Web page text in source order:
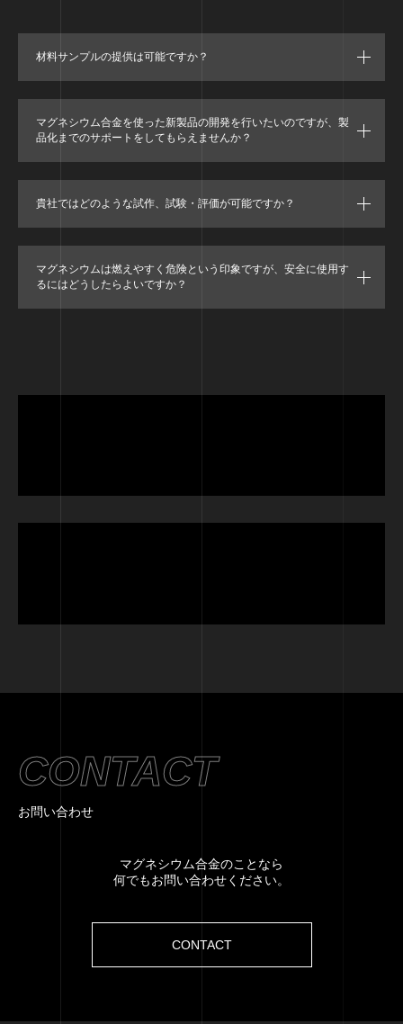
材料サンプルの提供は可能ですか？
マグネシウム合金を使った新製品の開発を行いたいのですが、製
品化までのサポートをしてもらえませんか？
貴社ではどのような試作、試験・評価が可能ですか？
マグネシウムは燃えやすく危険という印象ですが、安全に使用す
るにはどうしたらよいですか？
CONTACT
お問い合わせ
マグネシウム合金のことなら
何でもお問い合わせください。
CONTACT